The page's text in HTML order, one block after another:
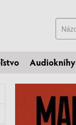
Hľadať
Audioknihy